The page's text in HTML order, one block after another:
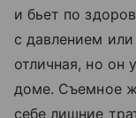
и бьет по
с давлением
отличная, но он
доме. Съемное
себе лишние